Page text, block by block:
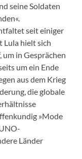
seine Soldaten
seit einiger
Lula hielt sich
in Gesprächen
um ein Ende
aus dem Krieg
die globale
»Mode
Länder